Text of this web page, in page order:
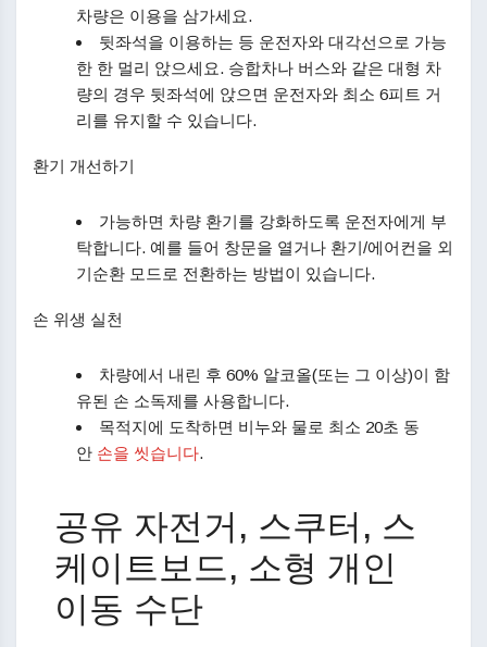
차량은 이용을 삼가세요.
뒷좌석을 이용하는 등 운전자와 대각선으로 가능
한 한 멀리 앉으세요. 승합차나 버스와 같은 대형 차
량의 경우 뒷좌석에 앉으면 운전자와 최소 6피트 거
리를 유지할 수 있습니다.
환기 개선하기
가능하면 차량 환기를 강화하도록 운전자에게 부
탁합니다. 예를 들어 창문을 열거나 환기/에어컨을 외
기순환 모드로 전환하는 방법이 있습니다.
손 위생 실천
차량에서 내린 후 60% 알코올(또는 그 이상)이 함
유된 손 소독제를 사용합니다.
목적지에 도착하면 비누와 물로 최소 20초 동
안 손을 씻습니다.
공유 자전거, 스쿠터, 스
케이트보드, 소형 개인
이동 수단